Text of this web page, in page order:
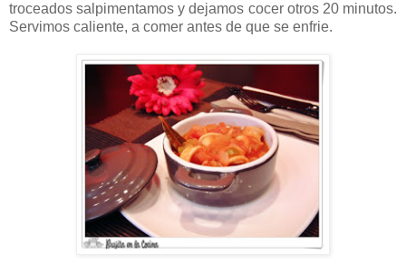
troceados salpimentamos y dejamos cocer otros 20 minutos.
Servimos caliente, a comer antes de que se enfrie.